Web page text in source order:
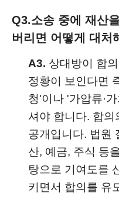
Q3.소송 중에 재산
버리면 어떻게 대처
A3. 상대방이 합
정황이 보인다면
청'이나 '가압류·
셔야 합니다. 합
공개입니다. 법원
산, 예금, 주식 등
탕으로 기여도를
키면서 합의를 유